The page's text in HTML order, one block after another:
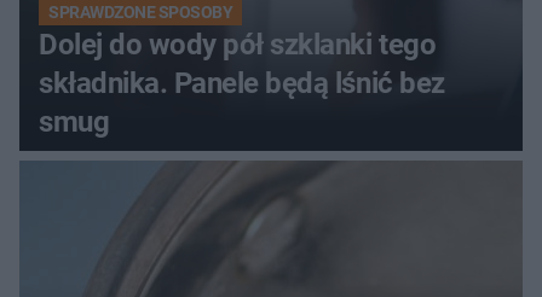
SPRAWDZONE SPOSOBY
Dolej do wody pół szklanki tego
składnika. Panele będą lśnić bez
smug